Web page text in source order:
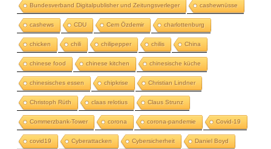
Bundesverband Digitalpublisher und Zeitungsverleger cashewnüsse
cashews CDU Cem Özdemir charlottenburg
chicken chili chilipepper chilis China
chinese food chinese kitchen chinesische küche
chinesisches essen chipkrise Christian Lindner
Christoph Rüth claas relotius Claus Strunz
Commerzbank-Tower corona corona-pandemie Covid-19
covid19 Cyberattacken Cybersicherheit Daniel Boyd